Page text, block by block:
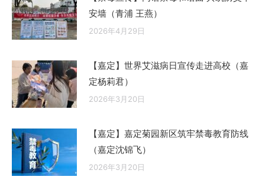
安墙（青浦 王燕）
2026年4月29日
【嘉定】世界艾滋病日宣传走进高校（嘉
定杨莉君）
2026年3月20日
【嘉定】嘉定菊园新区筑牢禁毒教育防线
（嘉定沈锦飞）
2026年3月20日